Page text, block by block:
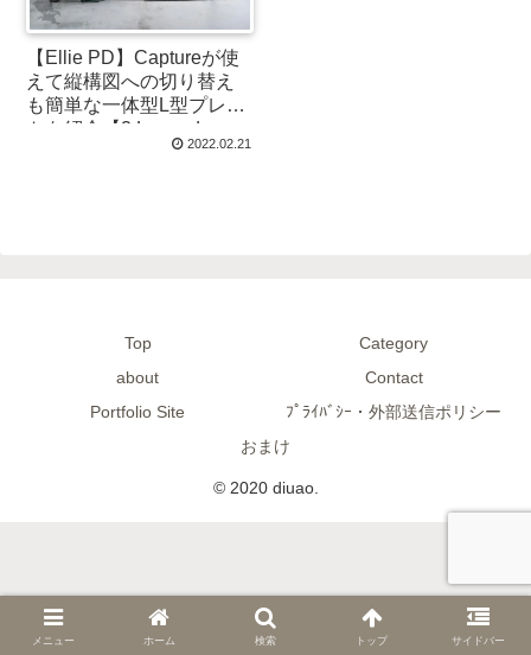
【Ellie PD】Captureが使
えて縦構図への切り替え
も簡単な一体型L型プレー
トを紹介【3 Legged
2022.02.21
Top
Category
about
Contact
Portfolio Site
ﾌﾟﾗｲﾊﾞｼｰ・外部送信ポリシー
おまけ
© 2020 diuao.
メニュー ホーム 検索 トップ サイドバー